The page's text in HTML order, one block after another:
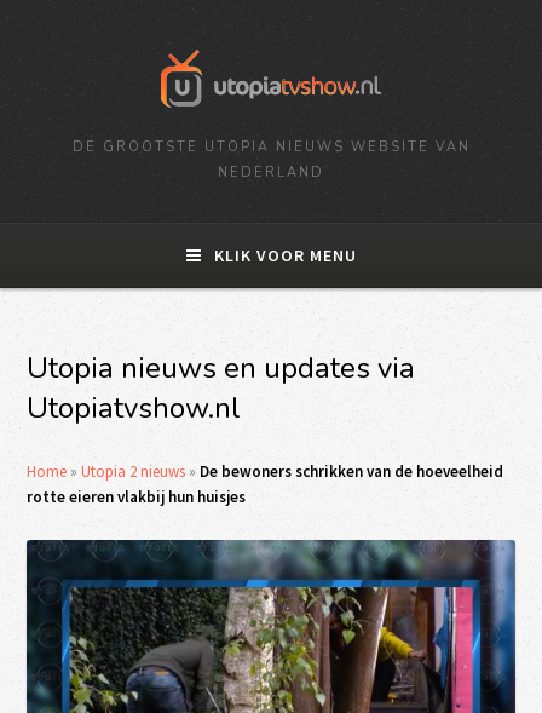
DE GROOTSTE UTOPIA NIEUWS WEBSITE VAN
NEDERLAND
KLIK VOOR MENU
Utopia nieuws en updates via
Utopiatvshow.nl
Home »Utopia 2 nieuws» De bewoners schrikken van de hoeveelheid
rotte eieren vlakbij hun huisjes